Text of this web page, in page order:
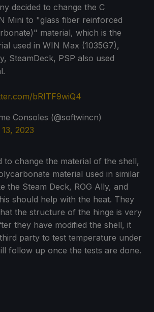
decided to change the C
Mini to "glass fiber reinforced
material, which is the
used in WIN Max (1035G7),
SteamDeck, PSP also used
bRITF9wiQ4
Consoles (@softwincn)
2023
to change the material of the shell,
material used in similar
the Steam Deck, ROG Ally, and
should help with the heat. They
the structure of the hinge is very
they have modified the shell, it
party to test temperature under
follow up once the tests are done.